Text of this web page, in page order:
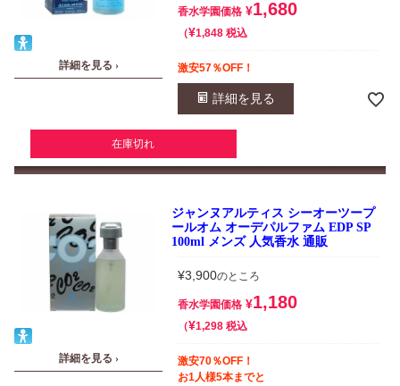
詳細を見る ›
香水学園価格 ¥1,680
¥1,848 税込
激安57％OFF！
詳細を見る
在庫切れ
詳細を見る ›
ジャンヌアルティス シーオーツープ
ールオム オーデパルファム EDP SP
100ml メンズ 人気香水 通販
¥3,900のところ
香水学園価格 ¥1,180
¥1,298 税込
激安70％OFF！
お1人様5本までと